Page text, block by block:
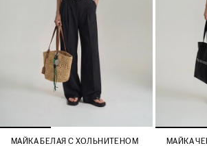
МАЙКА БЕЛАЯ С ХОЛЬНИТЕНОМ
МАЙКА